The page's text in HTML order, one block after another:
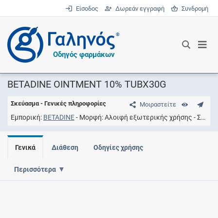
Είσοδος Δωρεάν εγγραφή Συνδρομή
®
Οδηγός φαρμάκων
BETADINE OINTMENT 10% TUBX30G
Μοιραστείτε
Σκεύασμα - Γενικές πληροφορίες
Εμπορική BETADINE Μορφή Αλοιφή εξωτερικής χρήσης Συγκέντρωση
Γενικά Διάθεση Οδηγίες χρήσης
Περισσότερα